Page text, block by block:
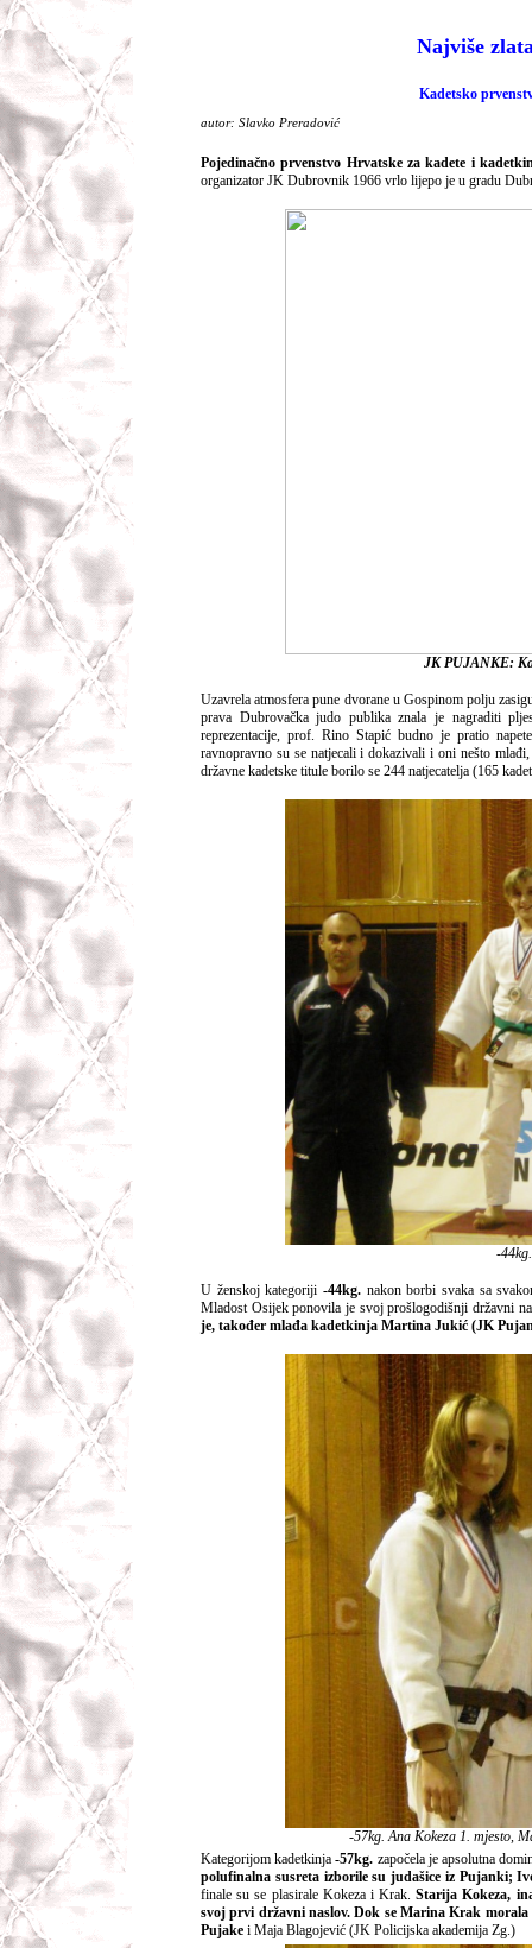
Najviše
Kadetsko
autor: Slavko Preradović
Pojedinačno prvenstvo Hrvatske za kadete i
organizator JK Dubrovnik 1966 vrlo lijepo je u gradu
JK PUJANKE:
Uzavrela atmosfera pune dvorane u Gospinom polju
prava Dubrovačka judo publika znala je nagraditi
reprezentacije, prof. Rino Stapić budno je pratio
ravnopravno su se natjecali i dokazivali i oni nešto
državne kadetske titule borilo se 244 natjecatelja (165
-
U ženskoj kategoriji-44kg. nakon borbi svaka sa
Mladost Osijek ponovila je svoj prošlogodišnji državni
je, također mlađa kadetkinja Martina Jukić (JK
-57kg. Ana Kokeza 1. mjesto,
Kategorijom kadetkinja-57kg. započela je apsolutna
polufinalna susreta izborile su judašice iz Pujanki;
finale su se plasirale Kokeza i Krak.Starija Kokeza,
svoj prvi državni naslov. Dok se Marina Krak
Pujake i Maja Blagojević (JK Policijska akademija Zg.)